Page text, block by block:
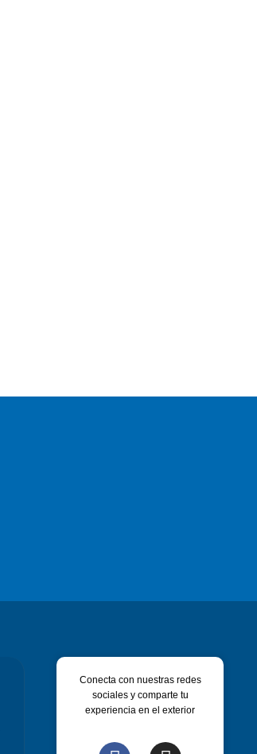
Conecta con nuestras redes
sociales y comparte tu
experiencia en el exterior